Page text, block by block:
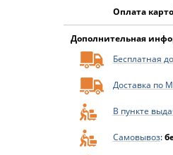
Оплата
Дополнительная
Бесплатная
Доставка по
В пункте
Самовывоз: